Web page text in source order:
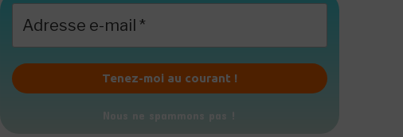
Nous ne spammons pas !